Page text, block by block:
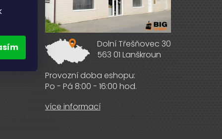
Dolní Třešňovec 30
563 01 Lanškroun
Provozní doba eshopu:
Po - Pá 8:00 - 16:00 hod.
více informací